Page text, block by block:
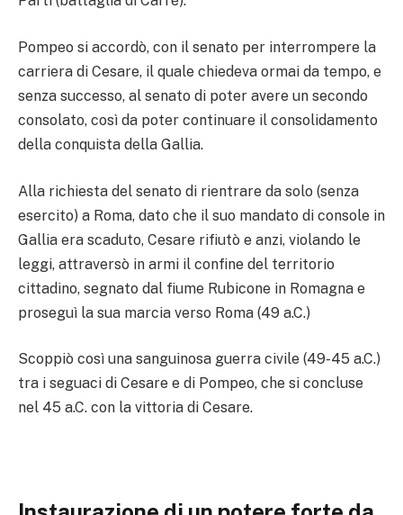
Pompeo si accordò, con il senato per interrompere la
carriera di Cesare, il quale chiedeva ormai da tempo, e
senza successo, al senato di poter avere un secondo
consolato, così da poter continuare il consolidamento
della conquista della Gallia.
Alla richiesta del senato di rientrare da solo (senza
esercito) a Roma, dato che il suo mandato di console in
Gallia era scaduto, Cesare rifiutò e anzi, violando le
leggi, attraversò in armi il confine del territorio
cittadino, segnato dal fiume Rubicone in Romagna e
proseguì la sua marcia verso Roma (49 a.C.)
Scoppiò così una sanguinosa guerra civile (49-45 a.C.)
tra i seguaci di Cesare e di Pompeo, che si concluse
nel 45 a.C. con la vittoria di Cesare.